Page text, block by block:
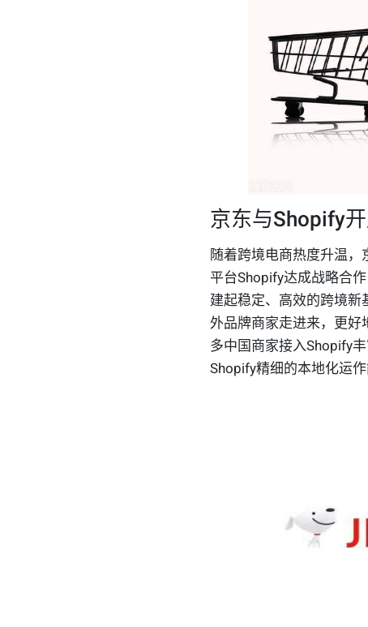
京东与Shopify
随着跨境电商热度升温
平台Shopify达成战略合
建起稳定、高效的跨境
外品牌商家走进来，更好
多中国商家接入Shopify
Shopify精细的本地化运